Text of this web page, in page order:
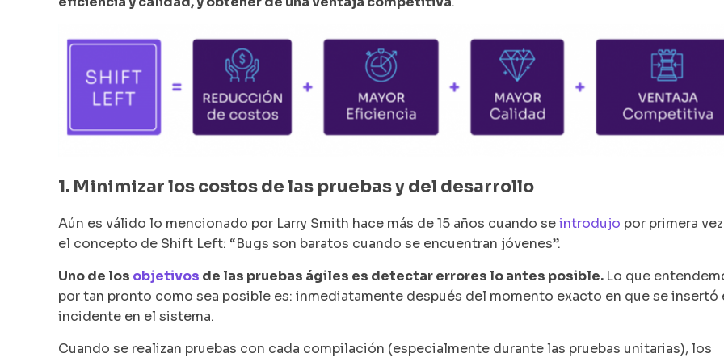
1. Minimizar los costos de las pruebas y del desarrollo
Aún es válido lo mencionado por Larry Smith hace más de 15 años cuando seintrodujo por primera vez
el concepto de Shift Left: “Bugs son baratos cuando se encuentran jóvenes”.
Uno de los objetivos de las pruebas ágiles es detectar errores lo antes posible. Lo que
por tan pronto como sea posible es: inmediatamente después del momento exacto en que se insertó
incidente en el sistema.
Cuando se realizan pruebas con cada compilación (especialmente durante las pruebas unitarias), los